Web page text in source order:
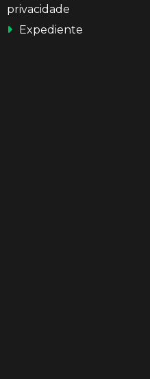
privacidade
Expediente